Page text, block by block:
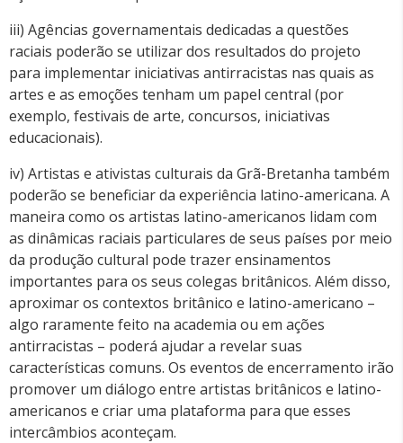
iii) Agências governamentais dedicadas a questões
raciais poderão se utilizar dos resultados do projeto
para implementar iniciativas antirracistas nas quais as
artes e as emoções tenham um papel central (por
exemplo, festivais de arte, concursos, iniciativas
educacionais).
iv) Artistas e ativistas culturais da Grã-Bretanha também
poderão se beneficiar da experiência latino-americana. A
maneira como os artistas latino-americanos lidam com
as dinâmicas raciais particulares de seus países por meio
da produção cultural pode trazer ensinamentos
importantes para os seus colegas britânicos. Além disso,
aproximar os contextos britânico e latino-americano –
algo raramente feito na academia ou em ações
antirracistas – poderá ajudar a revelar suas
características comuns. Os eventos de encerramento irão
promover um diálogo entre artistas britânicos e latino-
americanos e criar uma plataforma para que esses
intercâmbios aconteçam.